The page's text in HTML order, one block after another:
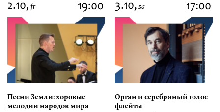
2.10, fr 19:00
Песни Земли: хоровые
мелодии народов мира
3.10, sa 17:00
Орган и серебряный голос
флейты